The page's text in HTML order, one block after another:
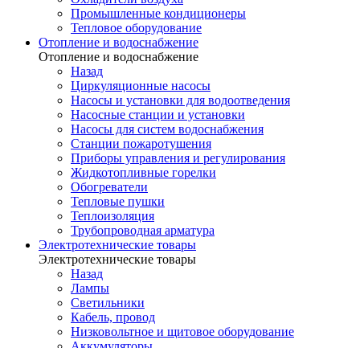
Промышленные кондиционеры
Тепловое оборудование
Отопление и водоснабжение
Отопление и водоснабжение
Назад
Циркуляционные насосы
Насосы и установки для водоотведения
Насосные станции и установки
Насосы для систем водоснабжения
Станции пожаротушения
Приборы управления и регулирования
Жидкотопливные горелки
Обогреватели
Тепловые пушки
Теплоизоляция
Трубопроводная арматура
Электротехнические товары
Электротехнические товары
Назад
Лампы
Светильники
Кабель, провод
Низковольтное и щитовое оборудование